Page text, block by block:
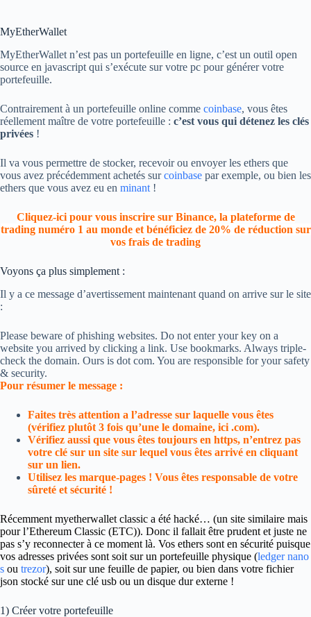
MyEtherWallet
MyEtherWallet n’est pas un portefeuille en ligne, c’est un outil open
source en javascript qui s’exécute sur votre pc pour générer votre
portefeuille.
Contrairement à un portefeuille online comme coinbase, vous êtes
réellement maître de votre portefeuille : c’est vous qui détenez les clés
privées !
Il va vous permettre de stocker, recevoir ou envoyer les ethers que
vous avez précédemment achetés surcoinbase par exemple, ou bien les
ethers que vous avez eu en minant !
Cliquez-ici pour vous inscrire sur Binance, la plateforme de
trading numéro 1 au monde et bénéficiez de 20% de réduction sur
vos frais de trading
Voyons ça plus simplement :
Il y a ce message d’avertissement maintenant quand on arrive sur le site
:
Please beware of phishing websites. Do not enter your key on a
website you arrived by clicking a link. Use bookmarks. Always triple-
check the domain. Ours is dot com. You are responsible for your safety
& security.
Pour résumer le message :
Faites très attention a l’adresse sur laquelle vous êtes
(vérifiez plutôt 3 fois qu’une le domaine, ici .com).
Vérifiez aussi que vous êtes toujours en https, n’entrez pas
votre clé sur un site sur lequel vous êtes arrivé en cliquant
sur un lien.
Utilisez les marque-pages ! Vous êtes responsable de votre
sûreté et sécurité !
Récemment myetherwallet classic a été hacké… (un site similaire mais
pour l’Ethereum Classic (ETC)). Donc il fallait être prudent et juste ne
pas s’y reconnecter à ce moment là. Vos ethers sont en sécurité puisque
vos adresses privées sont soit sur un portefeuille physique (ledger nano
s ou trezor), soit sur une feuille de papier, ou bien dans votre fichier
json stocké sur une clé usb ou un disque dur externe !
1) Créer votre portefeuille